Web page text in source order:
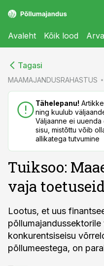
Avaleht Kõik lood
Tagasi
MAAMAJANDUSRAHASTUS
Tähelepanu!
ning kuulub
Väljaanne ei
sisu, mistõttu võib
allikatega tutvumine
Tuiksoo:
vaja
Lootus, et uus
põllumajandussektorile
konkurentsiseisu
põllumeestega, on